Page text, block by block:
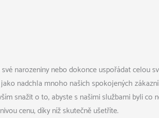
narozeniny nebo dokonce uspořádat
nadchla mnoho našich spokojených
snažit o to, abyste s našimi službami byli
cenu, díky níž skutečně ušetříte.